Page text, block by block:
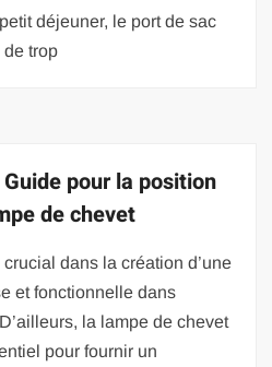
déjeuner, le port de sac
de trop
pour la position
de chevet
dans la création d’une
et fonctionnelle dans
la lampe de chevet
pour fournir un